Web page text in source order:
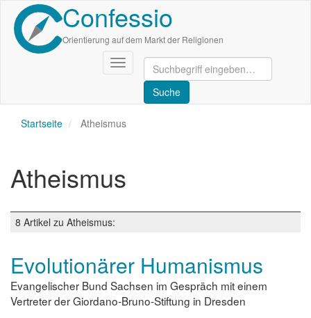
Direkt
zum
Inhalt
Confessio
Orientierung auf dem Markt der Religionen
Navigation
aktivieren/deaktivieren
Startseite Atheismus
Atheismus
8 Artikel zu Atheismus:
Evolutionärer Humanismus
Evangelischer Bund Sachsen im Gespräch mit einem
Vertreter der Giordano-Bruno-Stiftung in Dresden